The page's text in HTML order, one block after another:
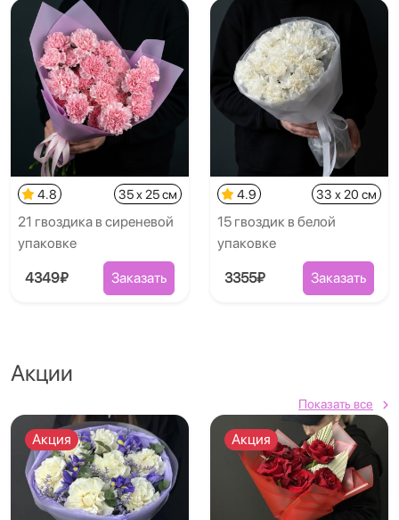
4.8 35 x 25 см
21 гвоздика в сиреневой
упаковке
4349₽ Заказать
4.9 33 x 20 см
15 гвоздик в белой
упаковке
3355₽ Заказать
Акции
Показать все
Акция Акция